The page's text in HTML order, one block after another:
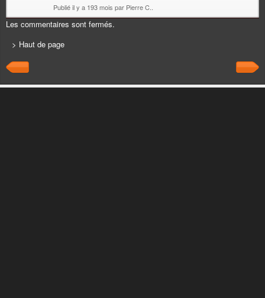
Publié il y a 193 mois par Pierre C..
Les commentaires sont fermés.
> Haut de page